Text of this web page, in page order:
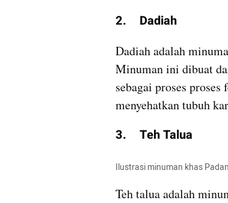
2.	Dadiah
Dadiah adalah
Minuman ini dibuat
sebagai proses
menyehatkan tubuh
3.	Teh Talua
Ilustrasi minuman khas
Teh talua adalah